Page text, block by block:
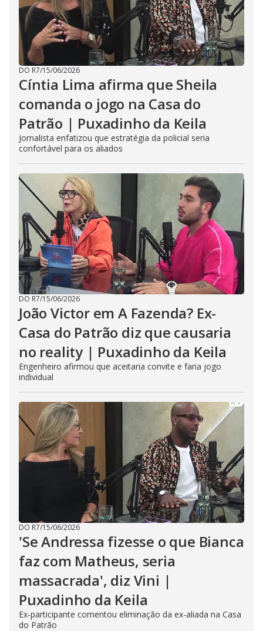
DO R7/15/06/2026
Cíntia Lima afirma que Sheila
comanda o jogo na Casa do
Patrão | Puxadinho da Keila
Jornalista enfatizou que estratégia da policial seria
confortável para os aliados
DO R7/15/06/2026
João Victor em A Fazenda? Ex-
Casa do Patrão diz que causaria
no reality | Puxadinho da Keila
Engenheiro afirmou que aceitaria convite e faria jogo
individual
DO R7/15/06/2026
'Se Andressa fizesse o que Bianca
faz com Matheus, seria
massacrada', diz Vini |
Puxadinho da Keila
Ex-participante comentou eliminação da ex-aliada na Casa
do Patrão